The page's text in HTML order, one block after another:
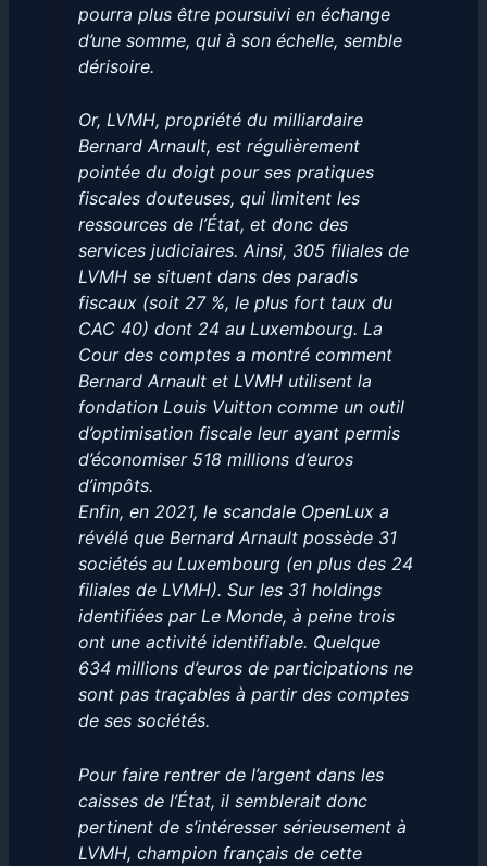
pourra plus être poursuivi en échange
d’une somme, qui à son échelle, semble
dérisoire.
Or, LVMH, propriété du milliardaire
Bernard Arnault, est régulièrement
pointée du doigt pour ses pratiques
fiscales douteuses, qui limitent les
ressources de l’État, et donc des
services judiciaires. Ainsi, 305 filiales de
LVMH se situent dans des paradis
fiscaux (soit 27 %, le plus fort taux du
CAC 40) dont 24 au Luxembourg. La
Cour des comptes a montré comment
Bernard Arnault et LVMH utilisent la
fondation Louis Vuitton comme un outil
d’optimisation fiscale leur ayant permis
d’économiser 518 millions d’euros
d’impôts.
Enfin, en 2021, le scandale OpenLux a
révélé que Bernard Arnault possède 31
sociétés au Luxembourg (en plus des 24
filiales de LVMH). Sur les 31 holdings
identifiées par Le Monde, à peine trois
ont une activité identifiable. Quelque
634 millions d’euros de participations ne
sont pas traçables à partir des comptes
de ses sociétés.
Pour faire rentrer de l’argent dans les
caisses de l’État, il semblerait donc
pertinent de s’intéresser sérieusement à
LVMH, champion français de cette